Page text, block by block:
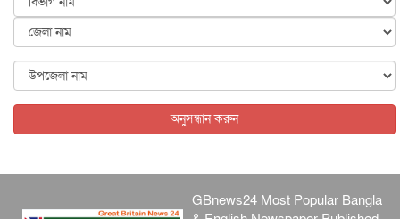
৬ আগস্ট, ২০২৬
৬ আগস্ট, ২০২৬
অনুসন্ধান করুন
GBnews24 Most Popular Bangla